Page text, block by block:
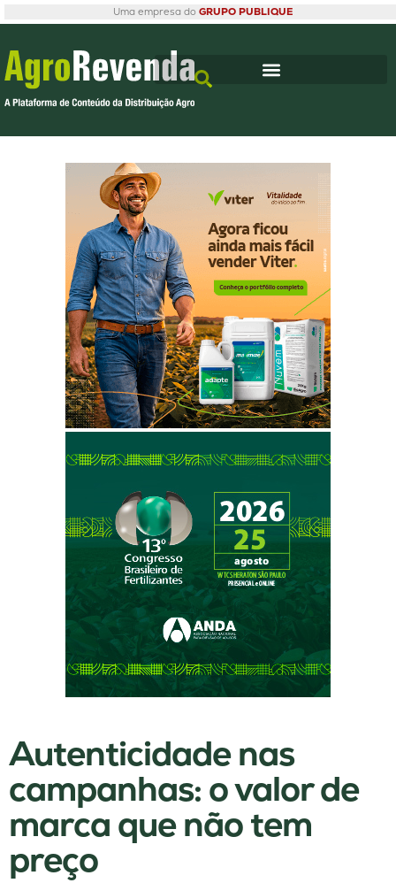
Uma empresa do GRUPO PUBLIQUE
Autenticidade nas
campanhas: o valor de
marca que não tem
preço